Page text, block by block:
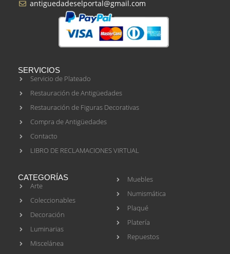
antiguedadeselportal@gmail.com
SERVICIOS
Servicio de Plateado
Restauración de Antigüedades
Restauración de Figuras Decorativas
Compra de Antigüedades
Contacto
LIBRO DE RECLAMACIONES VIRTUAL
CATEGORÍAS
Arte
Coleccionables
Decoración
Luminarias
Miscelánea
Muebles
Numismática
Plaqué
Platería
Repuestos